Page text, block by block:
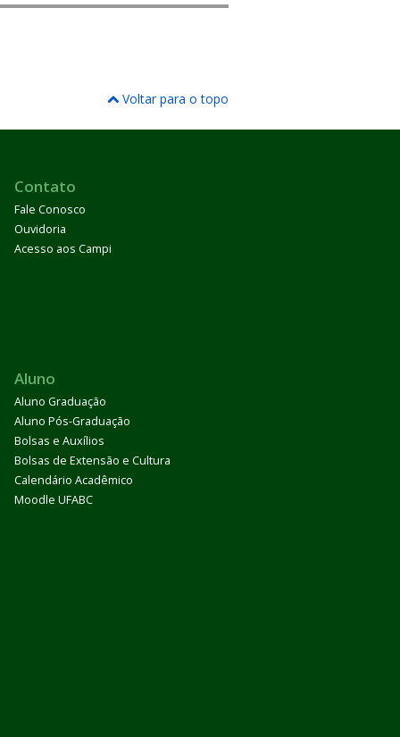
Voltar para o topo
Contato
Fale Conosco
Ouvidoria
Acesso aos Campi
Aluno
Aluno Graduação
Aluno Pós-Graduação
Bolsas e Auxílios
Bolsas de Extensão e Cultura
Calendário Acadêmico
Moodle UFABC